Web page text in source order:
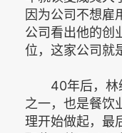
因为公司不想雇
公司看出他的创
位，这家公司就
40年后，林维
之一，也是餐饮
理开始做起，最